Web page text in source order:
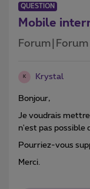
QUESTION
Mobile
K Krystal
Bonjour,
Je voudrais
n'est pas possible
Pourriez-vous
Merci.